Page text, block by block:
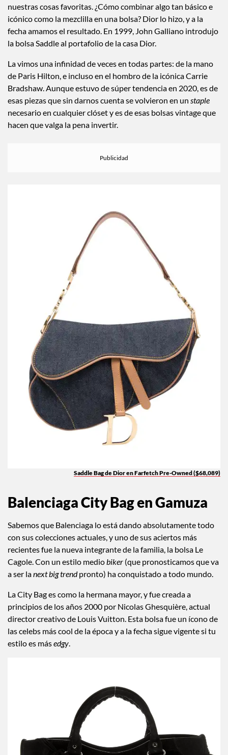
nuestras cosas favoritas. ¿Cómo combinar algo tan básico e
icónico como la mezclilla en una bolsa? Dior lo hizo, y a la
fecha amamos el resultado. En 1999, John Galliano introdujo
la bolsa Saddle al portafolio de la casa Dior.
La vimos una infinidad de veces en todas partes: de la mano
de Paris Hilton, e incluso en el hombro de la icónica Carrie
Bradshaw. Aunque estuvo de súper tendencia en 2020, es de
esas piezas que sin darnos cuenta se volvieron en un staple
necesario en cualquier clóset y es de esas bolsas vintage que
hacen que valga la pena invertir.
Saddle Bag de Dior en Farfetch Pre-Owned ($68,089)
Balenciaga City Bag en Gamuza
Sabemos que Balenciaga lo está dando absolutamente todo
con sus colecciones actuales, y uno de sus aciertos más
recientes fue la nueva integrante de la familia, la bolsa Le
Cagole. Con un estilo mediobiker (que pronosticamos que va
a ser lanext big trendpronto) ha conquistado a todo mundo.
La City Bag es como la hermana mayor, y fue creada a
principios de los años 2000 por Nicolas Ghesquière, actual
director creativo de Louis Vuitton. Esta bolsa fue un ícono de
las celebs más cool de la época y a la fecha sigue vigente si tu
estilo es másedgy.